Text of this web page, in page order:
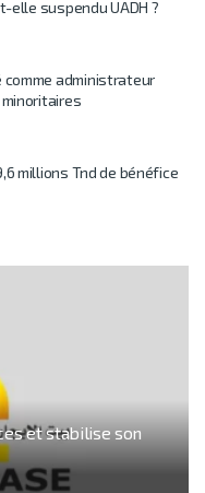
elle suspendu UADH ?
comme administrateur
millions Tnd de bénéfice
et stabilise son